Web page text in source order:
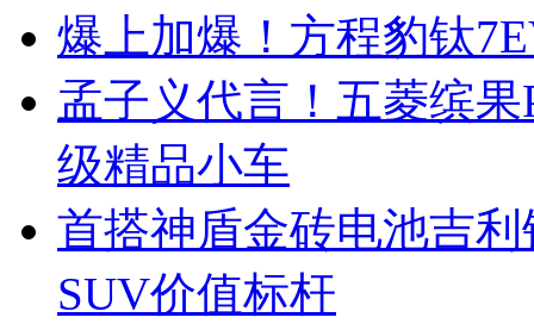
爆上加爆！方程豹钛
孟子义代言！五菱缤
级精品小车
首搭神盾金砖电池吉
SUV价值标杆